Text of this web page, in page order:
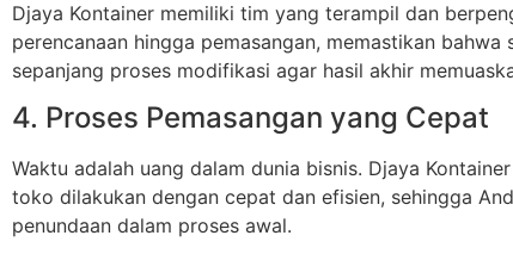
Djaya Kontainer memiliki tim yang terampil dan
perencanaan hingga pemasangan, memastikan
sepanjang proses modifikasi agar hasil akhir
4. Proses Pemasangan yang Cepat
Waktu adalah uang dalam dunia bisnis. Djaya
toko dilakukan dengan cepat dan efisien, sehingga
penundaan dalam proses awal.